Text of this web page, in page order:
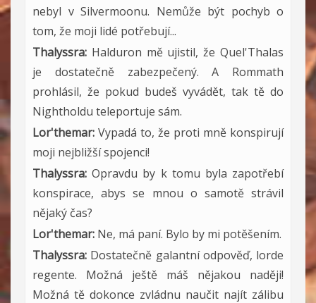
nebyl v Silvermoonu. Nemůže být pochyb o
tom, že moji lidé potřebují...
Thalyssra: Halduron mě ujistil, že Quel'Thalas
je dostatečně zabezpečený. A Rommath
prohlásil, že pokud budeš vyvádět, tak tě do
Nightholdu teleportuje sám.
Lor'themar: Vypadá to, že proti mně konspirují
moji nejbližší spojenci!
Thalyssra: Opravdu by k tomu byla zapotřebí
konspirace, abys se mnou o samotě strávil
nějaký čas?
Lor'themar: Ne, má paní. Bylo by mi potěšením.
Thalyssra: Dostatečně galantní odpověď, lorde
regente. Možná ještě máš nějakou naději!
Možná tě dokonce zvládnu naučit najít zálibu